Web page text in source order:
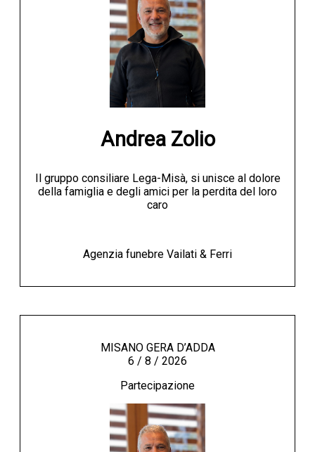
Andrea Zolio
Il gruppo consiliare Lega-Misà, si unisce al dolore
della famiglia e degli amici per la perdita del loro
caro
Agenzia funebre Vailati & Ferri
MISANO GERA D’ADDA
6 / 8 / 2026
Partecipazione